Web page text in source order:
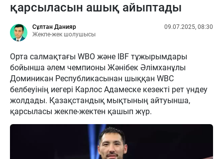
қарсыласын ашық айыптады
Сұлтан Данияр
Жекпе-жек шолушысы
09.07.2025, 08:30
Орта салмақтағы WBO және IBF тұжырымдары
бойынша әлем чемпионы Жәнібек Әлімханұлы
Доминикан Республикасынан шыққан WBC
белбеуінің иегері Карлос Адамеске кезекті рет үндеу
жолдады. Қазақстандық мықтының айтуынша,
қарсыласы жекпе-жектен қашып жүр.